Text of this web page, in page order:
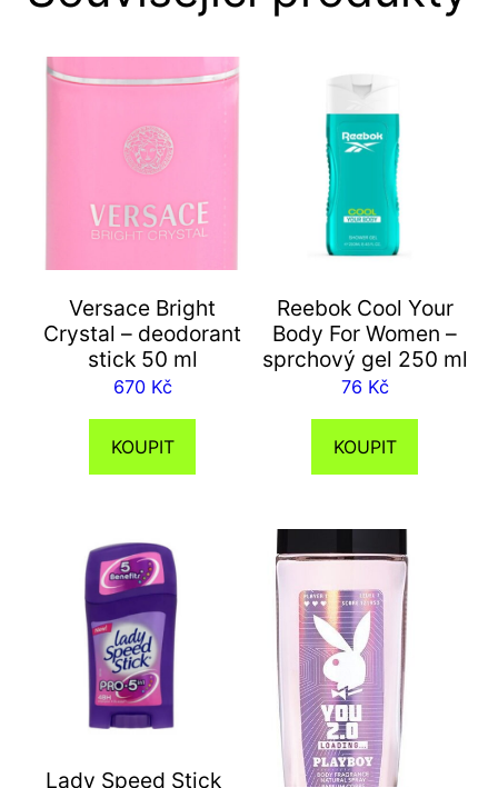
Versace Bright
Crystal – deodorant
stick 50 ml
670 Kč
KOUPIT
Reebok Cool Your
Body For Women –
sprchový gel 250 ml
76 Kč
KOUPIT
Lady Speed Stick